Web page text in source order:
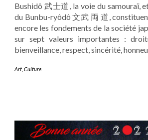
Bushidô 武士道, la voie du samouraï,
du Bunbu-ryôdô 文武 両 道,
encore les fondements de la société
sur sept valeurs importantes :
bienveillance, respect, sincérité,
Art Culture